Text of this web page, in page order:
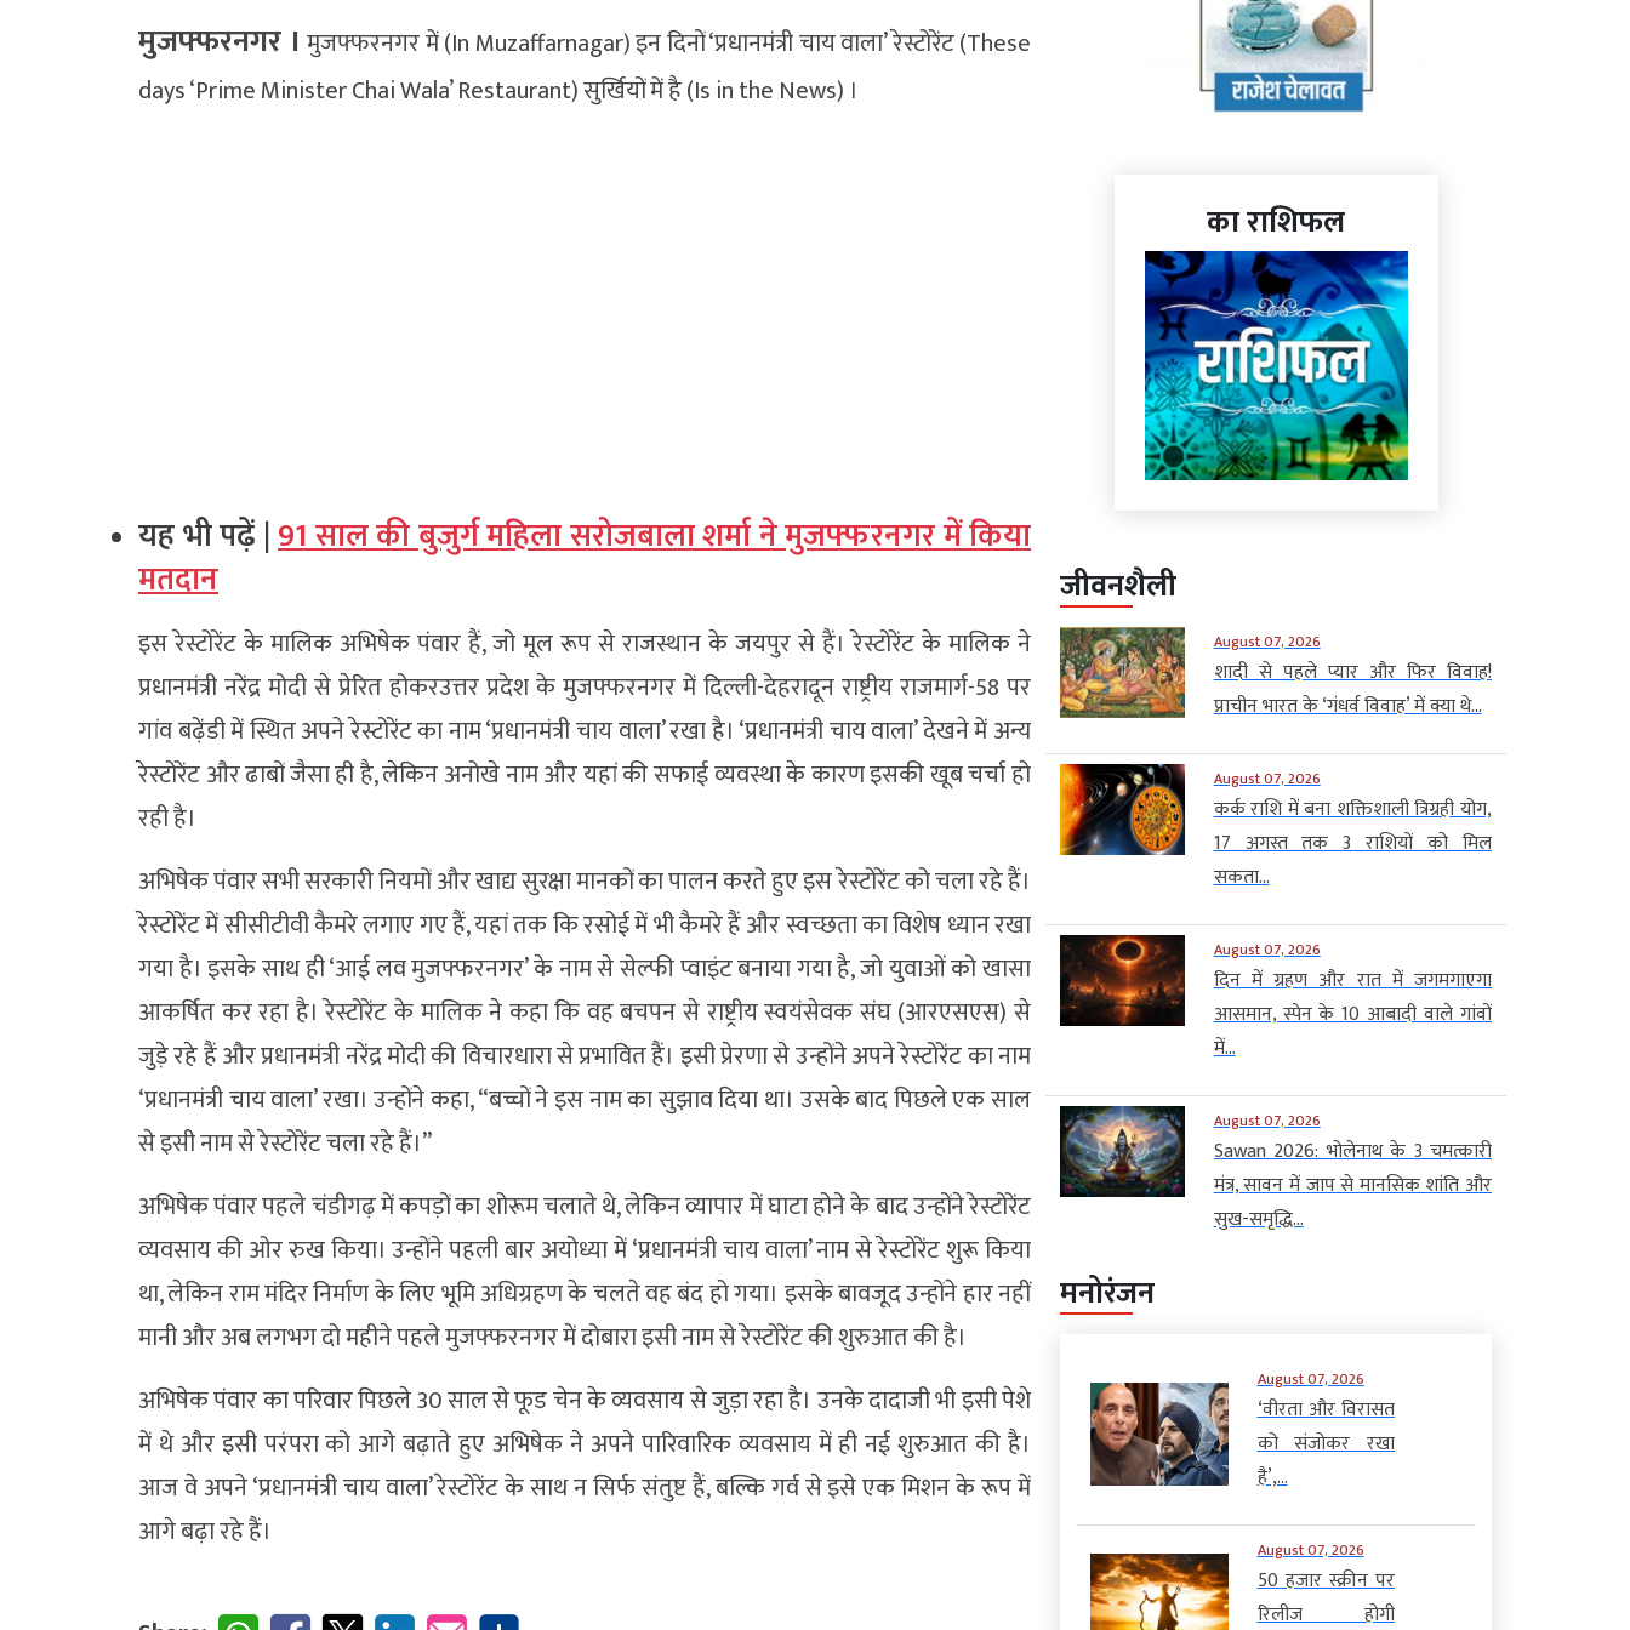
मुजफ्फरनगर । मुजफ्फरनगर में (In Muzaffarnagar) इन दिनों ‘प्रधानमंत्री चाय वाला’ रेस्टोरेंट (These
days ‘Prime Minister Chai Wala’ Restaurant) सुर्खियों में है (Is in the News) ।
यह भी पढ़ें |91 साल की बुजुर्ग महिला सरोजबाला शर्मा ने मुजफ्फरनगर में किया
मतदान
इस रेस्टोरेंट के मालिक अभिषेक पंवार हैं, जो मूल रूप से राजस्थान के जयपुर से हैं। रेस्टोरेंट के मालिक ने
प्रधानमंत्री नरेंद्र मोदी से प्रेरित होकरउत्तर प्रदेश के मुजफ्फरनगर में दिल्ली-देहरादून राष्ट्रीय राजमार्ग-58 पर
गांव बढ़ेंडी में स्थित अपने रेस्टोरेंट का नाम ‘प्रधानमंत्री चाय वाला’ रखा है। ‘प्रधानमंत्री चाय वाला’ देखने में अन्य
रेस्टोरेंट और ढाबों जैसा ही है, लेकिन अनोखे नाम और यहां की सफाई व्यवस्था के कारण इसकी खूब चर्चा हो
रही है।
अभिषेक पंवार सभी सरकारी नियमों और खाद्य सुरक्षा मानकों का पालन करते हुए इस रेस्टोरेंट को चला रहे हैं।
रेस्टोरेंट में सीसीटीवी कैमरे लगाए गए हैं, यहां तक कि रसोई में भी कैमरे हैं और स्वच्छता का विशेष ध्यान रखा
गया है। इसके साथ ही ‘आई लव मुजफ्फरनगर’ के नाम से सेल्फी प्वाइंट बनाया गया है, जो युवाओं को खासा
आकर्षित कर रहा है। रेस्टोरेंट के मालिक ने कहा कि वह बचपन से राष्ट्रीय स्वयंसेवक संघ (आरएसएस) से
जुड़े रहे हैं और प्रधानमंत्री नरेंद्र मोदी की विचारधारा से प्रभावित हैं। इसी प्रेरणा से उन्होंने अपने रेस्टोरेंट का नाम
‘प्रधानमंत्री चाय वाला’ रखा। उन्होंने कहा, “बच्चों ने इस नाम का सुझाव दिया था। उसके बाद पिछले एक साल
से इसी नाम से रेस्टोरेंट चला रहे हैं।”
अभिषेक पंवार पहले चंडीगढ़ में कपड़ों का शोरूम चलाते थे, लेकिन व्यापार में घाटा होने के बाद उन्होंने रेस्टोरेंट
व्यवसाय की ओर रुख किया। उन्होंने पहली बार अयोध्या में ‘प्रधानमंत्री चाय वाला’ नाम से रेस्टोरेंट शुरू किया
था, लेकिन राम मंदिर निर्माण के लिए भूमि अधिग्रहण के चलते वह बंद हो गया। इसके बावजूद उन्होंने हार नहीं
मानी और अब लगभग दो महीने पहले मुजफ्फरनगर में दोबारा इसी नाम से रेस्टोरेंट की शुरुआत की है।
अभिषेक पंवार का परिवार पिछले 30 साल से फूड चेन के व्यवसाय से जुड़ा रहा है। उनके दादाजी भी इसी पेशे
में थे और इसी परंपरा को आगे बढ़ाते हुए अभिषेक ने अपने पारिवारिक व्यवसाय में ही नई शुरुआत की है।
आज वे अपने ‘प्रधानमंत्री चाय वाला’ रेस्टोरेंट के साथ न सिर्फ संतुष्ट हैं, बल्कि गर्व से इसे एक मिशन के रूप में
आगे बढ़ा रहे हैं।
का राशिफल
जीवनशैली
August 07, 2026
शादी से पहले प्यार और फिर विवाह!
प्राचीन भारत के ‘गंधर्व विवाह’ में क्या थे...
August 07, 2026
कर्क राशि में बना शक्तिशाली त्रिग्रही योग,
17 अगस्त तक 3 राशियों को मिल
सकता...
August 07, 2026
दिन में ग्रहण और रात में जगमगाएगा
आसमान, स्पेन के 10 आबादी वाले गांवों
में...
August 07, 2026
Sawan 2026: भोलेनाथ के 3 चमत्कारी
मंत्र, सावन में जाप से मानसिक शांति और
सुख-समृद्धि...
मनोरंजन
August 07, 2026
‘वीरता और विरासत
को संजोकर रखा
है’,...
August 07, 2026
50 हजार स्क्रीन पर
रिलीज होगी